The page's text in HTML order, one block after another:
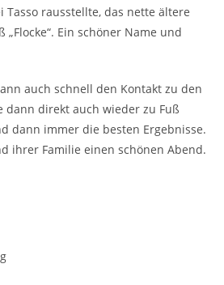
rausstellte, das nette ältere
Ein schöner Name und
auch schnell den Kontakt zu den
dann direkt auch wieder zu Fuß
dann immer die besten Ergebnisse.
ihrer Familie einen schönen Abend.